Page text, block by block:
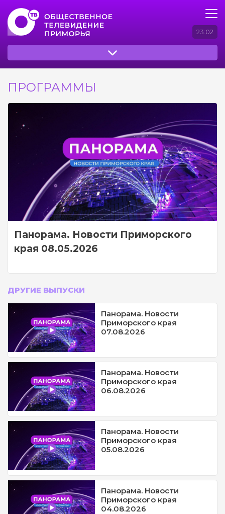
23:02
ПРОГРАММЫ
Панорама. Новости Приморского
края 08.05.2026
ДРУГИЕ ВЫПУСКИ
Панорама. Новости
Приморского края
07.08.2026
Панорама. Новости
Приморского края
06.08.2026
Панорама. Новости
Приморского края
05.08.2026
Панорама. Новости
Приморского края
04.08.2026